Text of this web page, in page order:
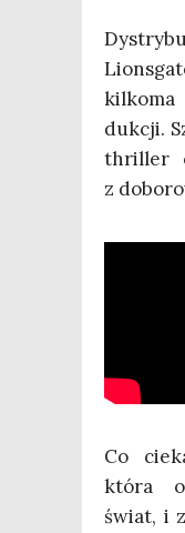
duk­cji.
thril­ler
z
Co
któ­ra
świat, i